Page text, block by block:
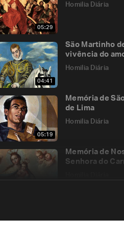
05:29
Homilia Diária
04:41
São Martinho
vivência do
Homilia Diária
05:19
Memória de
de Lima
Homilia Diária
Memória de
Senhora do